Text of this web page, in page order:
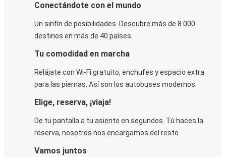
Conectándote con el mundo
Un sinfín de posibilidades. Descubre más de 8.000
destinos en más de 40 países.
Tu comodidad en marcha
Relájate con Wi-Fi gratuito, enchufes y espacio extra
para las piernas. Así son los autobuses modernos.
Elige, reserva, ¡viaja!
De tu pantalla a tu asiento en segundos. Tú haces la
reserva, nosotros nos encargamos del resto.
Vamos juntos